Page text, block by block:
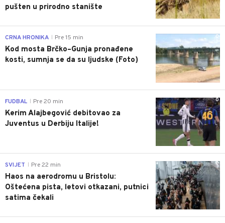
pušten u prirodno stanište
0
CRNA HRONIKA Pre 15 min
Kod mosta Brčko–Gunja pronađene
kosti, sumnja se da su ljudske (Foto)
0
FUDBAL Pre 20 min
Kerim Alajbegović debitovao za
Juventus u Derbiju Italije!
0
SVIJET Pre 22 min
Haos na aerodromu u Bristolu:
Oštećena pista, letovi otkazani, putnici
satima čekali